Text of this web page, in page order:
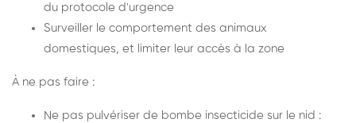
du protocole d'urgence
Surveiller le comportement des animaux
domestiques, et limiter leur accès à la zone
À ne pas faire :
Ne pas pulvériser de bombe insecticide sur le nid :